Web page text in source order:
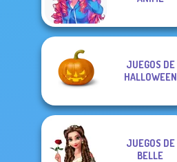
JUEGOS DE
HALLOWEEN
JUEGOS DE
BELLE